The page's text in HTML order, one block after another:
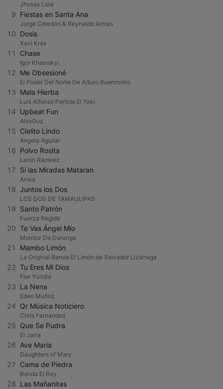
Jhosse Lora
9 Fiestas en Santa Ana
Jorge Celedón & Reynaldo Armas
10 Dosis
Xavi Kras
11 Chase
Igor Khainskyi
12 Me Obsesioné
El Poder Del Norte De Arturo Buenrostro
13 Mala Hierba
Luis Alfonso Partida El Yaki
14 Upbeat Fun
AlexGuz
15 Cielito Lindo
Angela Aguilar
16 Polvo Rosita
Lenin Ramírez
17 Si las Miradas Mataran
Ansia
18 Juntos los Dos
LOS DOS DE TAMAULIPAS
19 Santo Patrón
Fuerza Regida
20 Te Vas Ángel Mío
Montez De Durango
21 Mambo Limón
La Original Banda El Limón de Salvador Lizárraga
22 Tu Eres Mi Dios
Flor Yuridia
23 La Nena
Eden Muñoz
24 Qr Música Noticiero
Chris Fernandez
25 Que Se Pudra
El Jarra
26 Ave Maria
Daughters of Mary
27 Cama de Piedra
Banda El Rey
28 Las Mañanitas